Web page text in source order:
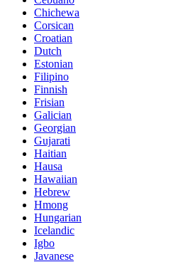
Chichewa
Corsican
Croatian
Dutch
Estonian
Filipino
Finnish
Frisian
Galician
Georgian
Gujarati
Haitian
Hausa
Hawaiian
Hebrew
Hmong
Hungarian
Icelandic
Igbo
Javanese